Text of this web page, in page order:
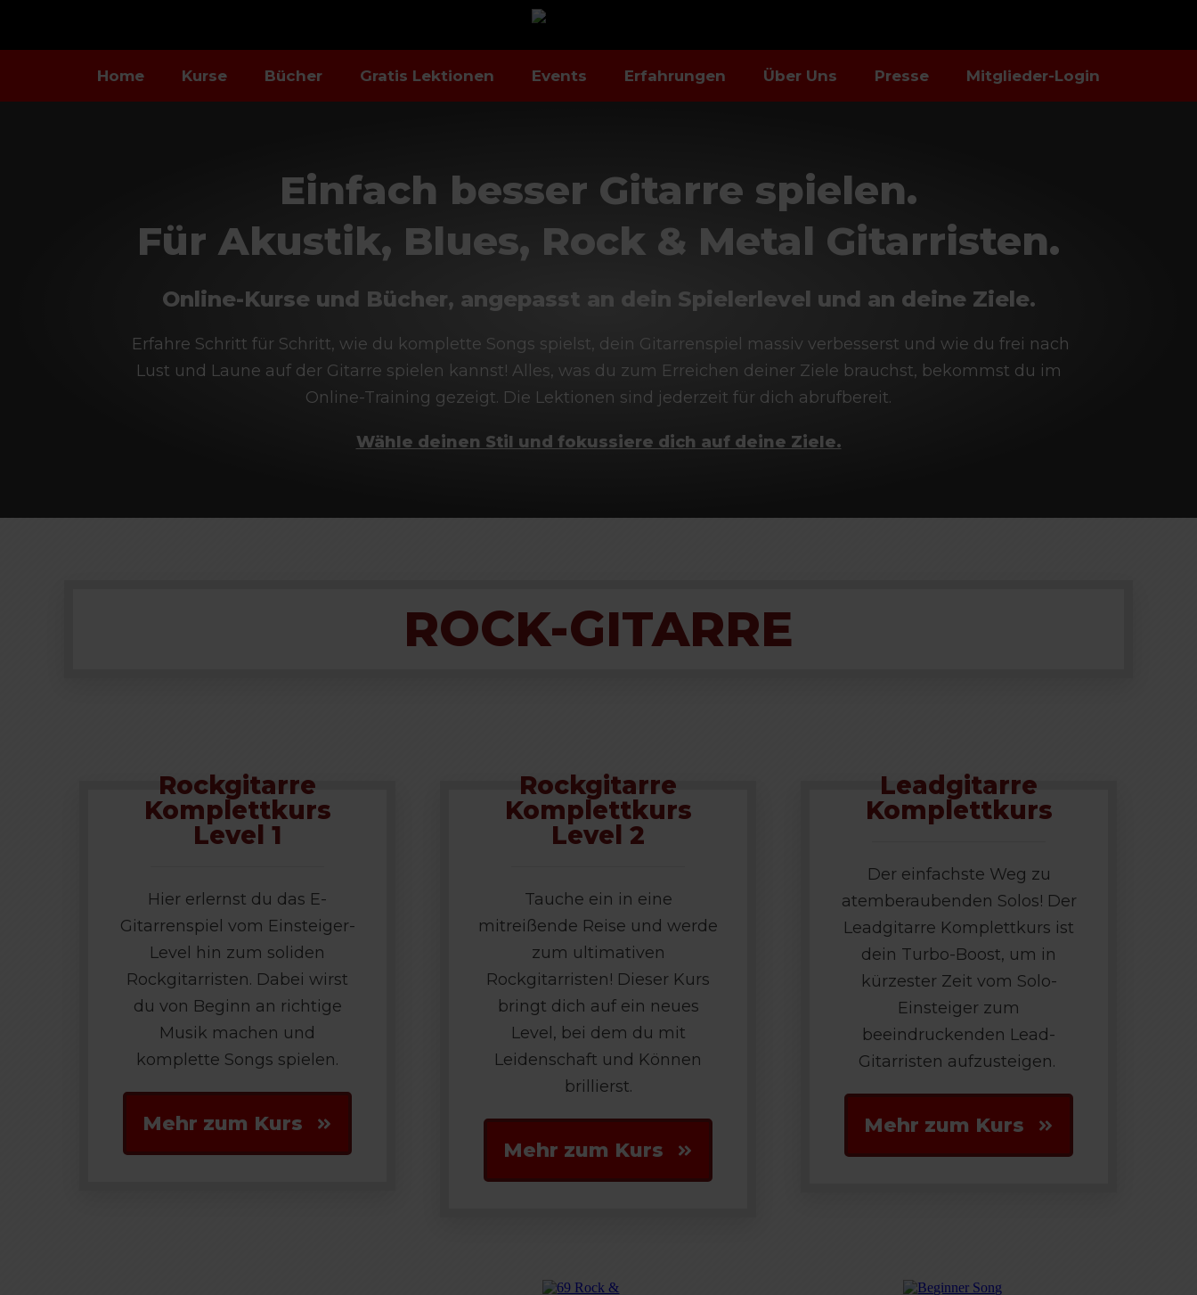
Home Kurse Bücher Gratis Lektionen Events Erfahrungen Über Uns Presse Mitglieder-Login
Einfach besser Gitarre spielen.
Für Akustik, Blues, Rock & Metal Gitarristen.
Online-Kurse und Bücher, angepasst an dein Spielerlevel und an deine Ziele.
Erfahre Schritt für Schritt, wie du komplette Songs spielst, dein Gitarrenspiel massiv verbesserst und wie du frei nach
Lust und Laune auf der Gitarre spielen kannst! Alles, was du zum Erreichen deiner Ziele brauchst, bekommst du im
Online-Training gezeigt. Die Lektionen sind jederzeit für dich abrufbereit.
Wähle deinen Stil und fokussiere dich auf deine Ziele.
ROCK-GITARRE
Rockgitarre
Komplettkurs
Level 1
Hier erlernst du das E-
Gitarrenspiel vom Einsteiger-
Level hin zum soliden
Rockgitarristen. Dabei wirst
du von Beginn an richtige
Musik machen und
komplette Songs spielen.
Mehr zum Kurs
Rockgitarre
Komplettkurs
Level 2
Tauche ein in eine
mitreißende Reise und werde
zum ultimativen
Rockgitarristen! Dieser Kurs
bringt dich auf ein neues
Level, bei dem du mit
Leidenschaft und Können
brillierst.
Mehr zum Kurs
Leadgitarre
Komplettkurs
Der einfachste Weg zu
atemberaubenden Solos! Der
Leadgitarre Komplettkurs ist
dein Turbo-Boost, um in
kürzester Zeit vom Solo-
Einsteiger zum
beeindruckenden Lead-
Gitarristen aufzusteigen.
Mehr zum Kurs